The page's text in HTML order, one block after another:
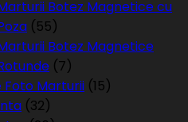
Botez Magnetice cu
(55)
Botez Magnetice
(7)
Foto Marturii (15)
(32)